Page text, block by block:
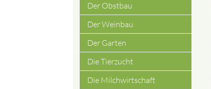
Der Obstbau
Der Weinbau
Der Garten
Die Tierzucht
Die Milchwirtschaft